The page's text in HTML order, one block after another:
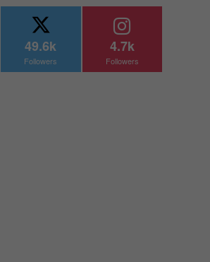
49.6k
Followers
4.7k
Followers